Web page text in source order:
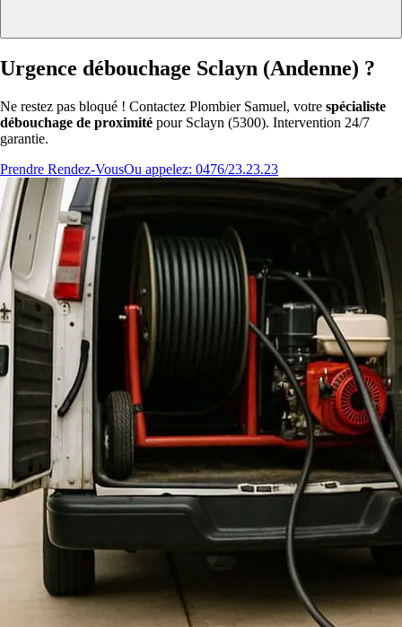
Urgence débouchage Sclayn (Andenne) ?
Ne restez pas bloqué ! Contactez Plombier Samuel, votre spécialiste
débouchage de proximité pour Sclayn (5300). Intervention 24/7
garantie.
Prendre Rendez-VousOu appelez: 0476/23.23.23